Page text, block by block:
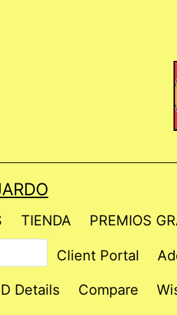
TIENDA PREMIOS
Client Portal
Details Compare